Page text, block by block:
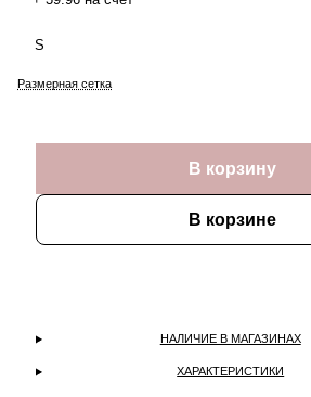
S
Размерная сетка
В корзину
В корзине
НАЛИЧИЕ В МАГАЗИНАХ
ХАРАКТЕРИСТИКИ